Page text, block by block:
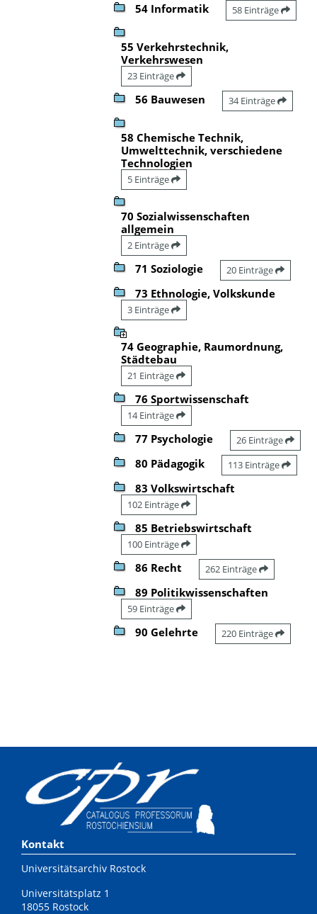
54 Informatik 58 Einträge
55 Verkehrstechnik,
Verkehrswesen
23 Einträge
56 Bauwesen 34 Einträge
58 Chemische Technik,
Umwelttechnik, verschiedene
Technologien
5 Einträge
70 Sozialwissenschaften
allgemein
2 Einträge
71 Soziologie 20 Einträge
73 Ethnologie, Volkskunde
3 Einträge
74 Geographie, Raumordnung,
Städtebau
21 Einträge
76 Sportwissenschaft
14 Einträge
77 Psychologie 26 Einträge
80 Pädagogik 113 Einträge
83 Volkswirtschaft
102 Einträge
85 Betriebswirtschaft
100 Einträge
86 Recht 262 Einträge
89 Politikwissenschaften
59 Einträge
90 Gelehrte 220 Einträge
Kontakt
Universitätsarchiv Rostock
Universitätsplatz 1
18055 Rostock